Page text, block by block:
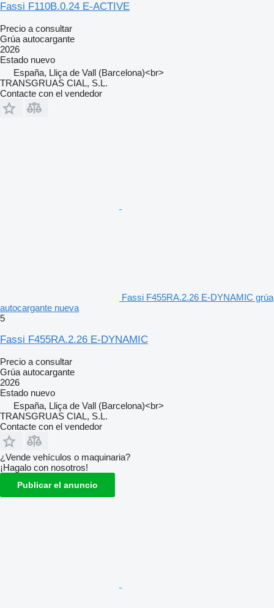
Fassi F110B.0.24 E-ACTIVE
Precio a consultar
Grúa autocargante
2026
Estado nuevo
España, Lliça de Vall (Barcelona)<br>
TRANSGRUAS CIAL, S.L.
Contacte con el vendedor
Fassi F455RA.2.26 E-DYNAMIC grúa
autocargante nueva
5
Fassi F455RA.2.26 E-DYNAMIC
Precio a consultar
Grúa autocargante
2026
Estado nuevo
España, Lliça de Vall (Barcelona)<br>
TRANSGRUAS CIAL, S.L.
Contacte con el vendedor
¿Vende vehículos o maquinaria?
¡Hagalo con nosotros!
Publicar el anuncio